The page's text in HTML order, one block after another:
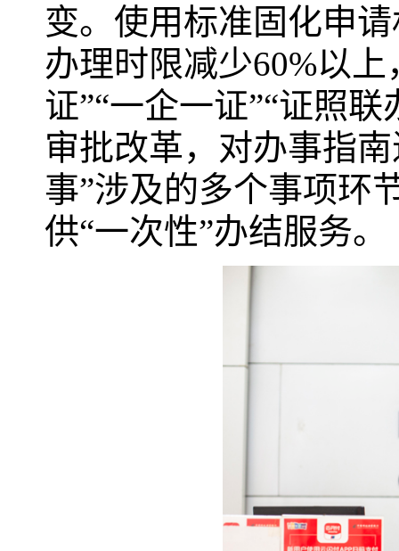
变。使用标准固化申
办理时限减少60%以
证”“一企一证”“证照
审批改革，对办事指
事”涉及的多个事项环
供“一次性”办结服务。